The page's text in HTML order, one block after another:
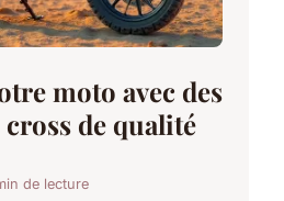
moto avec des
de qualité
de lecture